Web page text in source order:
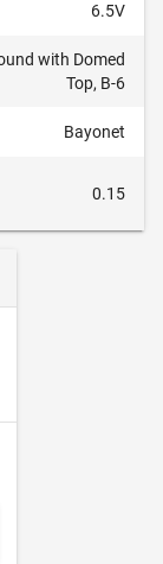
6.5V
with Domed
Top, B-6
Bayonet
0.15